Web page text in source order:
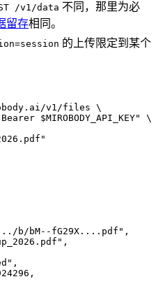
/v1/data 不同，那里为必
留存相同。
的上传限定到某个
v1/files \
$MIROBODY_API_KEY"
\
"
b/bM--fG29X....pdf " ,
" ,
" ,
,